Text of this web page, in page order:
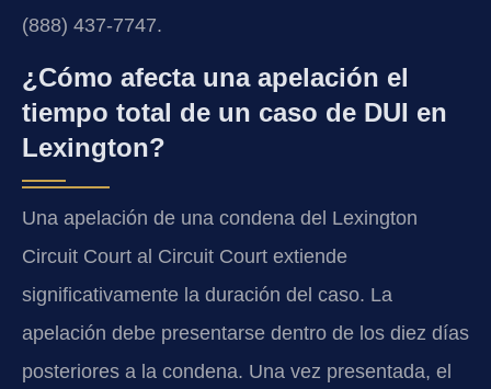
(888) 437-7747.
¿Cómo afecta una apelación el
tiempo total de un caso de DUI en
Lexington?
Una apelación de una condena del Lexington
Circuit Court al Circuit Court extiende
significativamente la duración del caso. La
apelación debe presentarse dentro de los diez días
posteriores a la condena. Una vez presentada, el